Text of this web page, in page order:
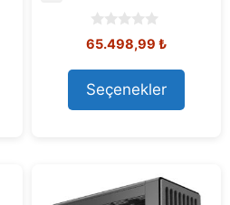
0
o
u
t
o
f
Orijinal
80.565,31 ₺.
65.498,99 ₺Şu
Seçenekler